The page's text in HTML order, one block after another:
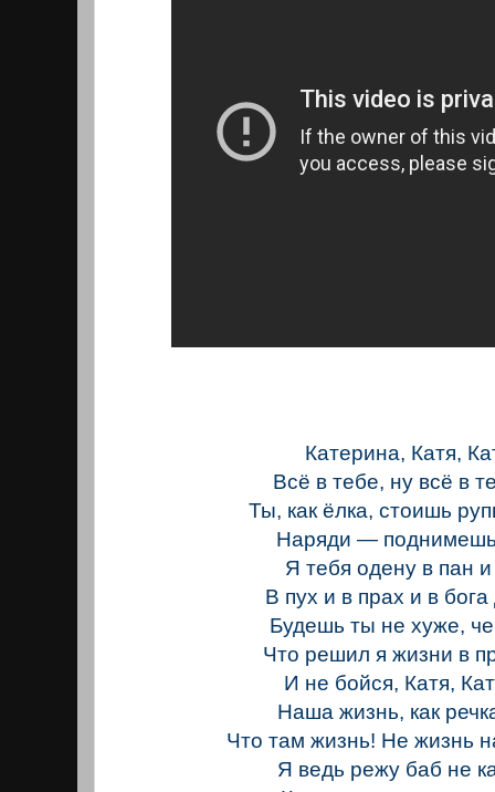
Катерина, Катя,
Всё в тебе, ну всё в
Ты, как ёлка, стоишь
Наряди —
Я тебя одену в пан и
В пух и в прах и в
Будешь ты не хуже,
Что решил я жизни в
И не бойся, Катя,
Наша жизнь, как
Что там жизнь! Не жизнь
Я ведь режу баб не